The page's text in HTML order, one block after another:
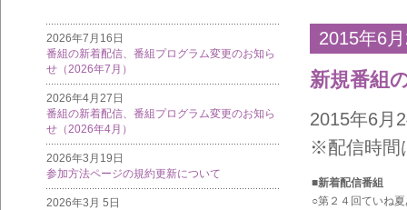
2026年7月16日
番組の新着配信、番組プログラム変更のお知ら
せ（2026年7月）
2026年4月27日
番組の新着配信、番組プログラム変更のお知ら
せ（2026年4月）
2026年3月19日
参加方法ページの規約更新について
2026年3月 5日
2015年6
新規番組
2015年6月
※配信時間
■新着配信番組
○第２４回ていね